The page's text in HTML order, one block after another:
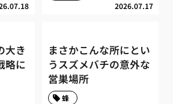
2026.07.17
大き
略に
まさかこんな所にとい
うスズメバチの意外な
営巣場所
蜂